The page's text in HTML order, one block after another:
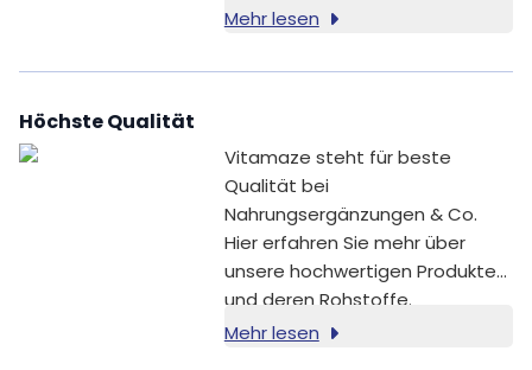
normalen
Calcium und Phosphor bei und
trägt zudem zu einer normalen
Muskelfunktion bei [1].
Mehr lesen
Höchste Qualität
Vitamaze steht für beste
Qualität bei
Nahrungsergänzungen & Co.
Hier erfahren Sie mehr über
unsere hochwertigen Produkte
und deren Rohstoffe.
Mehr lesen